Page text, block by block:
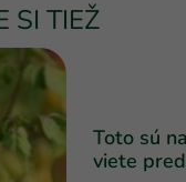
SI TIEŽ
Toto sú
viete